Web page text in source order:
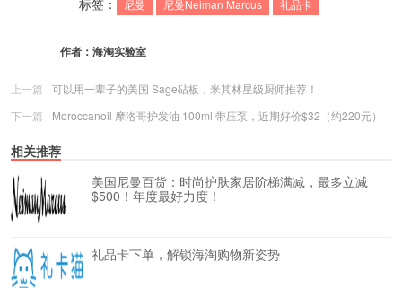
标签： 尼曼 尼曼Neiman Marcus 礼品卡
作者： 海淘实验室
上一篇
可以用一辈子的美国 Sage砧板，米其林星级厨师推荐！
下一篇
Moroccanoil 摩洛哥护发油 100ml 带压泵，近期好价$32（约220元）
相关推荐
美国尼曼百货：时尚护肤家居阶梯满减，最多立减
$500！年度最好力度！
礼品卡下单，解锁海淘购物新姿势